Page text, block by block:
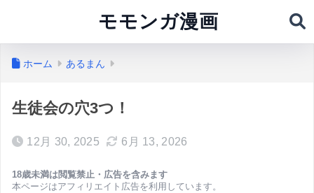
モモンガ漫画
ホーム あるまん
生徒会の穴3つ！
12月 30, 2025 6月 13, 2026
18歳未満は閲覧禁止・広告を含みます
本ページはアフィリエイト広告を利用しています。